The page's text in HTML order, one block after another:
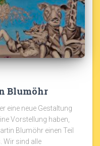
Blumöhr
eine neue Gestaltung
Vorstellung haben,
Blumöhr einen Teil
Wir sind alle